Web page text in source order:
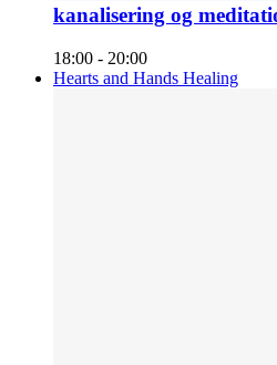
kanalisering og
18:00 - 20:00
Hearts and Hands Healing